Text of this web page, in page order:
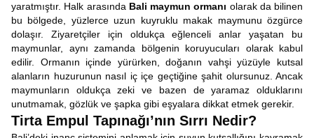
yaratmıştır. Halk arasında Bali maymun ormanı olarak da bilinen
bu bölgede, yüzlerce uzun kuyruklu makak maymunu özgürce
dolaşır. Ziyaretçiler için oldukça eğlenceli anlar yaşatan bu
maymunlar, aynı zamanda bölgenin koruyucuları olarak kabul
edilir. Ormanın içinde yürürken, doğanın vahşi yüzüyle kutsal
alanların huzurunun nasıl iç içe geçtiğine şahit olursunuz. Ancak
maymunların oldukça zeki ve bazen de yaramaz olduklarını
unutmamak, gözlük ve şapka gibi eşyalara dikkat etmek gerekir.
Tirta Empul Tapınağı’nın Sırrı Nedir?